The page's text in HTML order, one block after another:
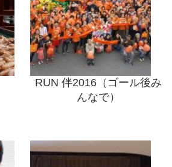
RUN 伴2016（ゴール後み
んなで）